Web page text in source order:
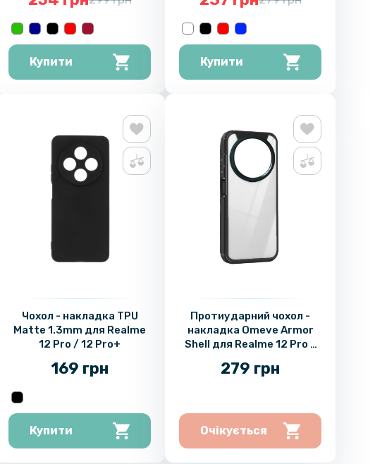
Купити Купити
Чохол - накладка TPU
Matte 1.3mm для Realme
12 Pro / 12 Pro+
169 грн
Купити
Протиударний чохол -
накладка Omeve Armor
Shell для Realme 12 Pro /
279 грн
Очікується